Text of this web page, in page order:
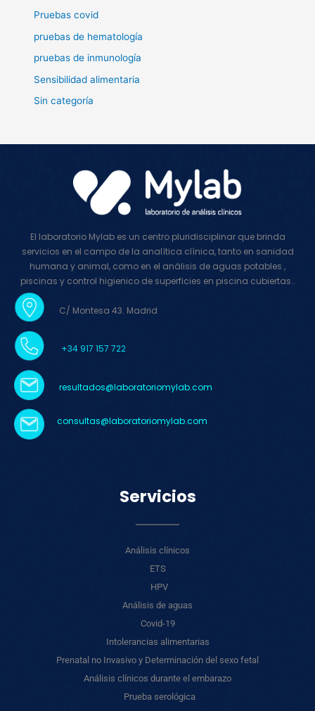
Pruebas covid
pruebas de hematología
pruebas de inmunología
Sensibilidad alimentaria
Sin categoría
El laboratorio Mylab es un centro pluridisciplinar que brinda
servicios en el campo de la analítica clínica, tanto en sanidad
humana y animal, como en el análisis de aguas potables ,
piscinas y control higienico de superficies en piscina cubiertas..
C/ Montesa 43. Madrid
+34 917 157 722
resultados@laboratoriomylab.com
consultas@laboratoriomylab.com
Servicios
Análisis clínicos
ETS
HPV
Análisis de aguas
Covid-19
Intolerancias alimentarias
Prenatal no Invasivo y Determinación del sexo fetal
Análisis clínicos durante el embarazo
Prueba serológica